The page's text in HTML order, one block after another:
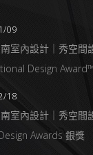
09
室內設計｜秀空間
Design
18
室內設計｜秀空間
Awards 銀獎